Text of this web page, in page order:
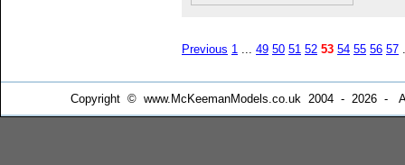
Previous 1 ... 49 50 51 52 53 54 55 56 57
Copyright © www.McKeemanModels.co.uk 2004 - 2026 -